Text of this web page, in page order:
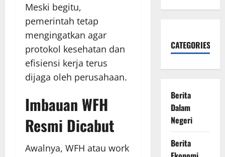
Meski begitu,
pemerintah tetap
mengingatkan agar
protokol kesehatan dan
efisiensi kerja terus
dijaga oleh perusahaan.
Imbauan WFH
Resmi Dicabut
Awalnya, WFH atau work
CATEGORIES
Berita
Dalam
Negeri
Berita